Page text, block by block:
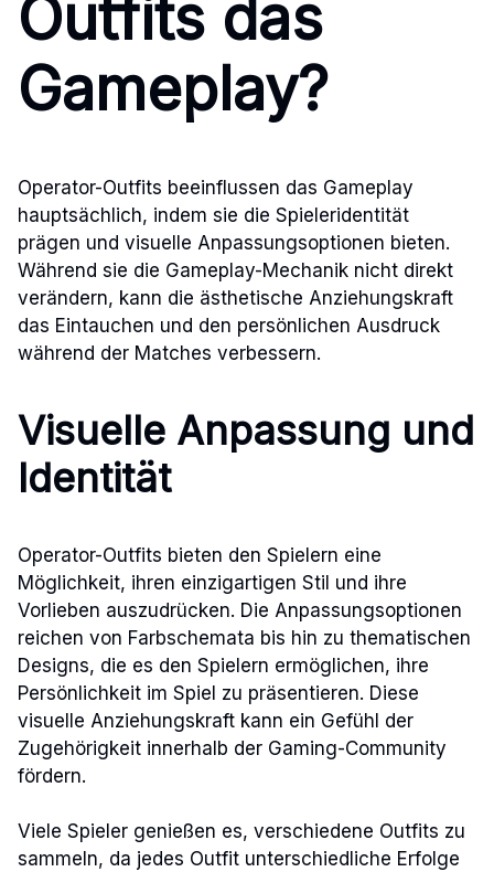
Outfits das
Gameplay?
Operator-Outfits beeinflussen das Gameplay
hauptsächlich, indem sie die Spieleridentität
prägen und visuelle Anpassungsoptionen bieten.
Während sie die Gameplay-Mechanik nicht direkt
verändern, kann die ästhetische Anziehungskraft
das Eintauchen und den persönlichen Ausdruck
während der Matches verbessern.
Visuelle Anpassung und
Identität
Operator-Outfits bieten den Spielern eine
Möglichkeit, ihren einzigartigen Stil und ihre
Vorlieben auszudrücken. Die Anpassungsoptionen
reichen von Farbschemata bis hin zu thematischen
Designs, die es den Spielern ermöglichen, ihre
Persönlichkeit im Spiel zu präsentieren. Diese
visuelle Anziehungskraft kann ein Gefühl der
Zugehörigkeit innerhalb der Gaming-Community
fördern.
Viele Spieler genießen es, verschiedene Outfits zu
sammeln, da jedes Outfit unterschiedliche Erfolge